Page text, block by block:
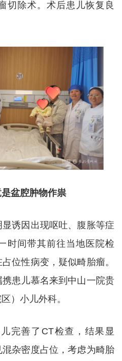
切除术。术后患儿恢复良
盆腔肿物作祟
诱因出现呕吐、腹胀等症
时间带其前往当地医院检
位性病变，疑似畸胎瘤。
患儿慕名来到中山一院贵
）小儿外科。
完善了CT检查，结果显
杂密度占位，考虑为畸胎